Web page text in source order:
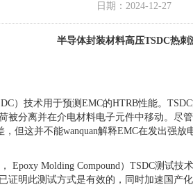
日期：2024-12-27
半导体封装材料高压TSDC热刺
）技术用于预测EMC的HTRB性能。
被分离并在介电材料电子元件中移动。尽
，但这并不能wanquan解释EMC在发出强
Epoxy Molding Compound）TSDC测试技
证明此测试方式是有效的，同时加速国产化